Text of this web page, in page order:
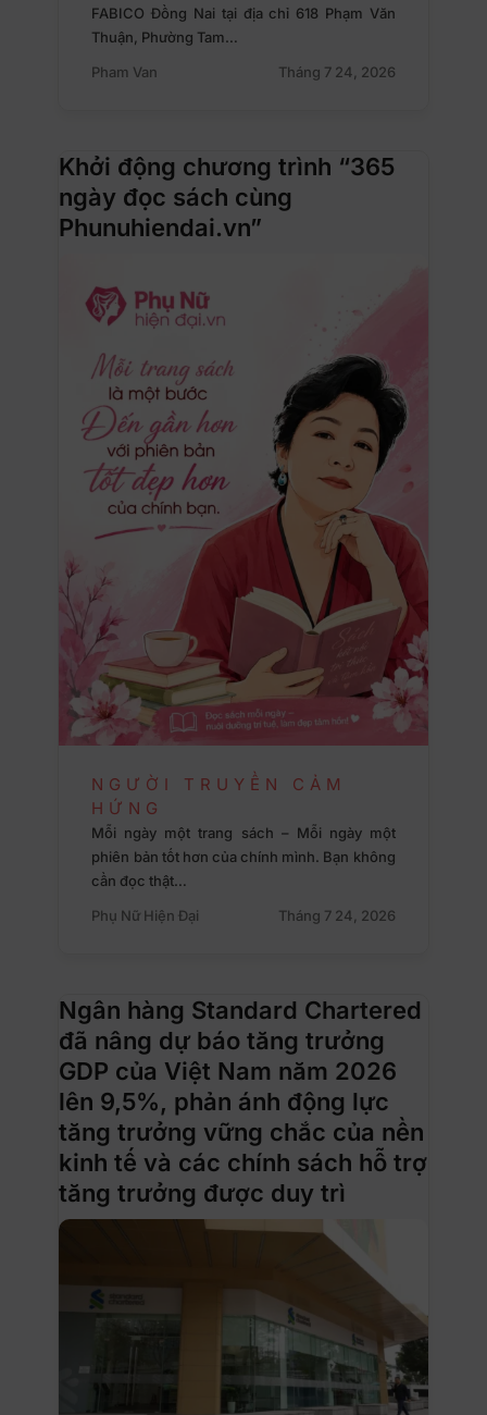
FABICO Đồng Nai tại địa chỉ 618 Phạm Văn
Thuận, Phường Tam…
Pham Van
Tháng 7 24, 2026
Khởi động chương trình “365
ngày đọc sách cùng
Phunuhiendai.vn”
NGƯỜI TRUYỀN CẢM
HỨNG
Mỗi ngày một trang sách – Mỗi ngày một
phiên bản tốt hơn của chính mình. Bạn không
cần đọc thật…
Phụ Nữ Hiện Đại
Tháng 7 24, 2026
Ngân hàng Standard Chartered
đã nâng dự báo tăng trưởng
GDP của Việt Nam năm 2026
lên 9,5%, phản ánh động lực
tăng trưởng vững chắc của nền
kinh tế và các chính sách hỗ trợ
tăng trưởng được duy trì